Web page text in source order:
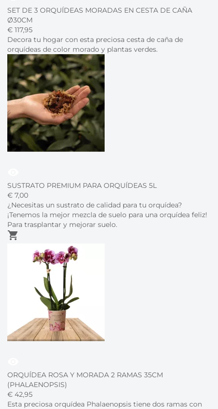
SET DE 3 ORQUÍDEAS MORADAS EN CESTA DE CAÑA
Ø30CM
€ 117,95
Decora tu hogar con esta preciosa cesta de caña de
orquídeas de color morado y plantas verdes.
SUSTRATO PREMIUM PARA ORQUÍDEAS 5L
€ 7,00
¿Necesitas un sustrato de calidad para tu orquídea?
¡Tenemos la mejor mezcla de suelo para una orquídea feliz!
Para trasplantar y mejorar suelo.
shopping_cart
ORQUÍDEA ROSA Y MORADA 2 RAMAS 35CM
(PHALAENOPSIS)
€ 42,95
Esta preciosa orquídea Phalaenopsis tiene dos ramas con